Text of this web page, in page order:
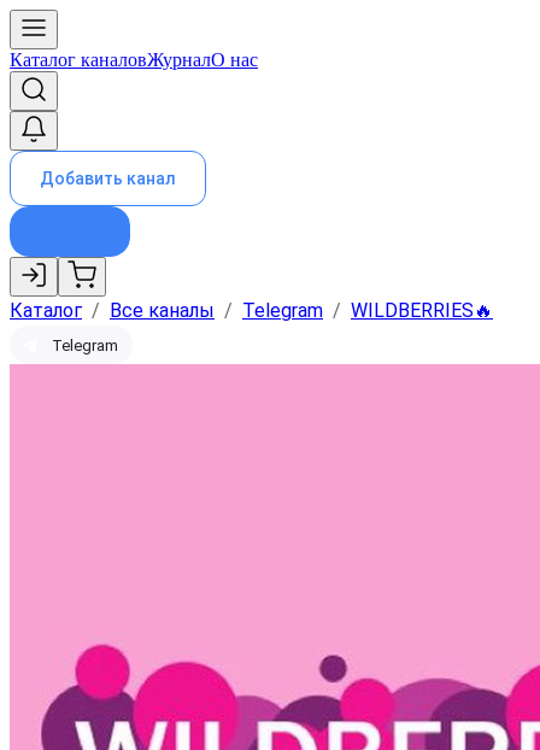
Каталог каналовЖурналО нас
Добавить канал
Каталог / Все каналы / Telegram / WILDBERRIES🔥
Telegram